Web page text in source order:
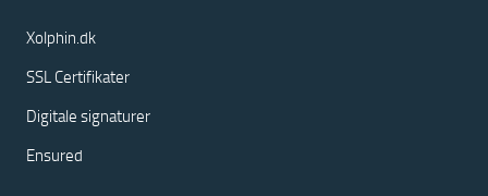
Xolphin.dk
SSL Certifikater
Digitale signaturer
Ensured